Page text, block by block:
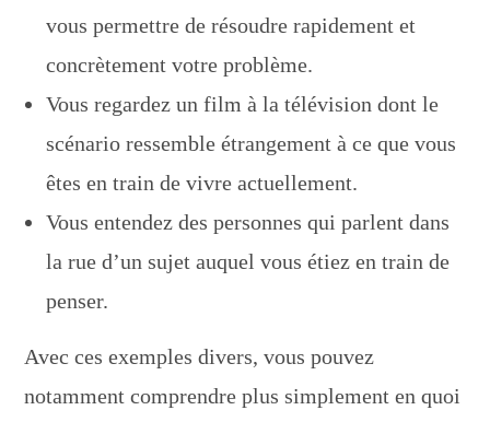
vous permettre de résoudre rapidement et
concrètement votre problème.
Vous regardez un film à la télévision dont le
scénario ressemble étrangement à ce que vous
êtes en train de vivre actuellement.
Vous entendez des personnes qui parlent dans
la rue d’un sujet auquel vous étiez en train de
penser.
Avec ces exemples divers, vous pouvez
notamment comprendre plus simplement en quoi